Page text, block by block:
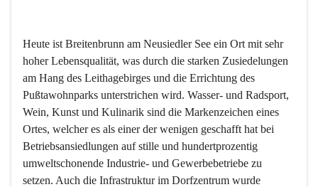
Heute ist Breitenbrunn am Neusiedler See ein Ort mit sehr
hoher Lebensqualität, was durch die starken Zusiedelungen
am Hang des Leithagebirges und die Errichtung des
Pußtawohnparks unterstrichen wird. Wasser- und Radsport,
Wein, Kunst und Kulinarik sind die Markenzeichen eines
Ortes, welcher es als einer der wenigen geschafft hat bei
Betriebsansiedlungen auf stille und hundertprozentig
umweltschonende Industrie- und Gewerbebetriebe zu
setzen. Auch die Infrastruktur im Dorfzentrum wurde